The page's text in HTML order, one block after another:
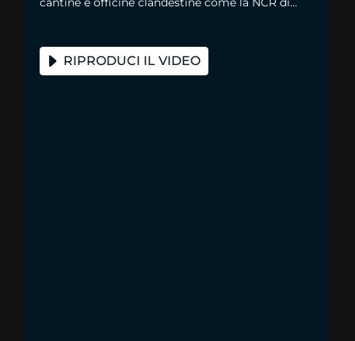
RIPRODUCI IL VIDEO